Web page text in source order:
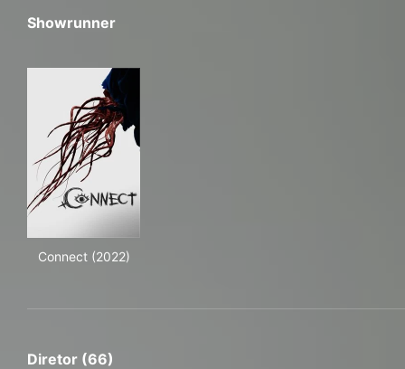
Showrunner
Connect (2022)
Diretor (66)